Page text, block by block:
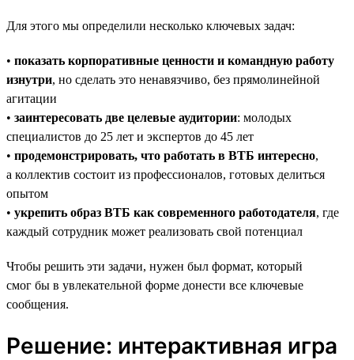
Для этого мы определили несколько ключевых задач:
• показать корпоративные ценности и командную работу
изнутри, но сделать это ненавязчиво, без прямолинейной
агитации
• заинтересовать две целевые аудитории: молодых
специалистов до 25 лет и экспертов до 45 лет
• продемонстрировать, что работать в ВТБ интересно,
а коллектив состоит из профессионалов, готовых делиться
опытом
• укрепить образ ВТБ как современного работодателя, где
каждый сотрудник может реализовать свой потенциал
Чтобы решить эти задачи, нужен был формат, который
смог бы в увлекательной форме донести все ключевые
сообщения.
Решение: интерактивная игра